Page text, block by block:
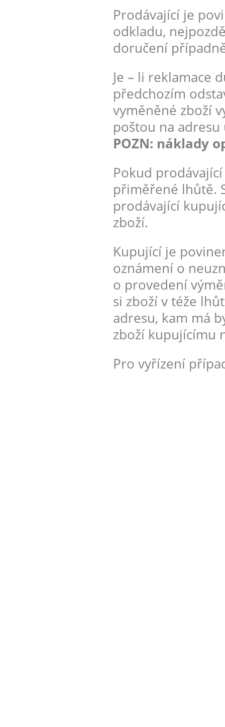
Prodávající je
odkladu,
doručení
Je – li reklamace
předchozím
vyměněné zboží
poštou na
POZN: náklady
Pokud
přiměřené lhůtě.
prodávající
zboží.
Kupující je
oznámení o
o provedení
si zboží v téže
adresu, kam má
zboží kupujícímu
Pro vyřízení